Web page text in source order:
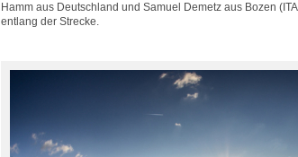
Hamm aus Deutschland und Samuel Demetz aus Bozen
entlang der Strecke.